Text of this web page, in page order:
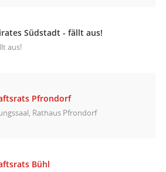
Südstadt - fällt aus!
aus!
Pfrondorf
Rathaus Pfrondorf
Bühl